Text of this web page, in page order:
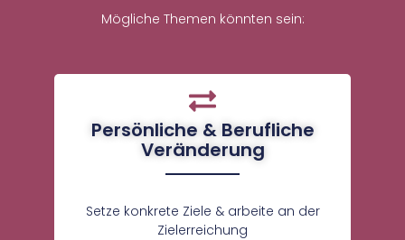
Mögliche Themen könnten sein:
Persönliche & Berufliche
Veränderung
Setze konkrete Ziele & arbeite an der
Zielerreichung